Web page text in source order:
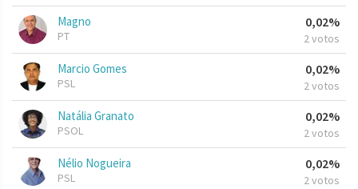
Magno
PT
0,02%
2 votos
Marcio Gomes
PSL
0,02%
2 votos
Natália Granato
PSOL
0,02%
2 votos
Nélio Nogueira
PSL
0,02%
2 votos